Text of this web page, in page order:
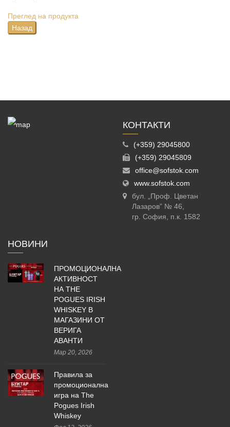
Преглед на продукта
КОНТАКТИ
(+359) 29045800
(+359) 29045809
office@sofstok.com
www.sofstok.com
бул. „Проф. Цветан
Лазаров” № 46,
гр. София, п.к. 1582
НОВИНИ
ПРОМОЦИОНАЛНА
АКТИВНОСТ
НА THE
POGUES IRISH
WHISKEY В
МАГАЗИНИ ОТ
ВЕРИГА
АВАНТИ
Мар 20, 2026
Правила за
промоционална
игра на The
Pogues Irish
Whiskey